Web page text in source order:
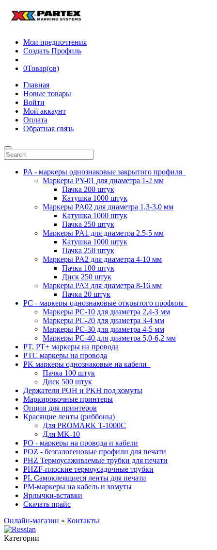
Мои предпочтения
Создать Профиль
0Товар(ов)
Главная
Новые товары
Войти
Мой аккаунт
Оплата
Обратная связь
PA - маркеры однознаковые закрытого профиля
Маркеры PY-01 для диаметра 1-2 мм
Пачка 200 штук
Катушка 1000 штук
Маркеры PA02 для диаметра 1,3-3,0 мм
Катушка 1000 штук
Пачка 250 штук
Маркеры PA1 для диаметра 2.5-5 мм
Катушка 1000 штук
Пачка 250 штук
Маркеры PA2 для диаметра 4-10 мм
Пачка 100 штук
Диск 250 штук
Маркеры PA3 для диаметра 8-16 мм
Пачка 20 штук
PC - маркеры однознаковые открытого профиля
Маркеры PC-10 для диаметра 2,4-3 мм
Маркеры PC-20 для диаметра 3-4 мм
Маркеры PC-30 для диаметра 4-5 мм
Маркеры PC-40 для диаметра 5,0-6,2 мм
PT, PT+ маркеры на провода
PTC маркеры на провода
PK маркеры однознаковые на кабели
Пачка 100 штук
Диск 500 штук
Держатели POH и PKH под хомуты
Маркировочные принтеры
Опции для принтеров
Красящие ленты (риббоны)
Для PROMARK T-1000C
Для MK-10
PO - маркеры на провода и кабели
POZ - безгалогеновые профили для печати
PHZ Термоусаживаемые трубки для печати
PHZF-плоские термоусадочные трубки
PL Самоклеящиеся ленты для печати
PM-маркеры на кабель и хомуты
Ярлычки-вставки
Скачать прайс
Онлайн-магазин » Контакты
Категории